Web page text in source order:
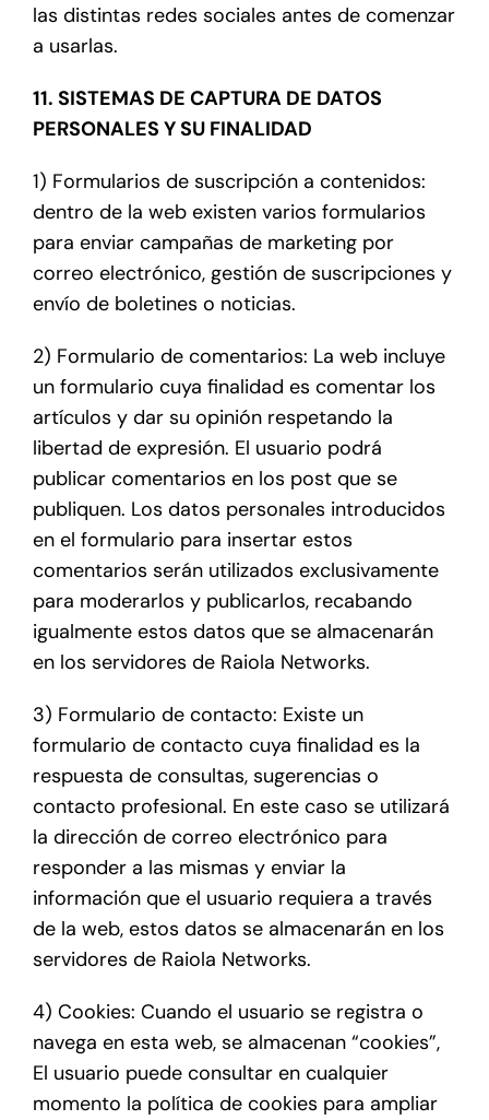
las distintas redes sociales antes de comenzar
a usarlas.
11. SISTEMAS DE CAPTURA DE DATOS
PERSONALES Y SU FINALIDAD
1) Formularios de suscripción a contenidos:
dentro de la web existen varios formularios
para enviar campañas de marketing por
correo electrónico, gestión de suscripciones y
envío de boletines o noticias.
2) Formulario de comentarios: La web incluye
un formulario cuya finalidad es comentar los
artículos y dar su opinión respetando la
libertad de expresión. El usuario podrá
publicar comentarios en los post que se
publiquen. Los datos personales introducidos
en el formulario para insertar estos
comentarios serán utilizados exclusivamente
para moderarlos y publicarlos, recabando
igualmente estos datos que se almacenarán
en los servidores de Raiola Networks.
3) Formulario de contacto: Existe un
formulario de contacto cuya finalidad es la
respuesta de consultas, sugerencias o
contacto profesional. En este caso se utilizará
la dirección de correo electrónico para
responder a las mismas y enviar la
información que el usuario requiera a través
de la web, estos datos se almacenarán en los
servidores de Raiola Networks.
4) Cookies: Cuando el usuario se registra o
navega en esta web, se almacenan “cookies”,
El usuario puede consultar en cualquier
momento la política de cookies para ampliar